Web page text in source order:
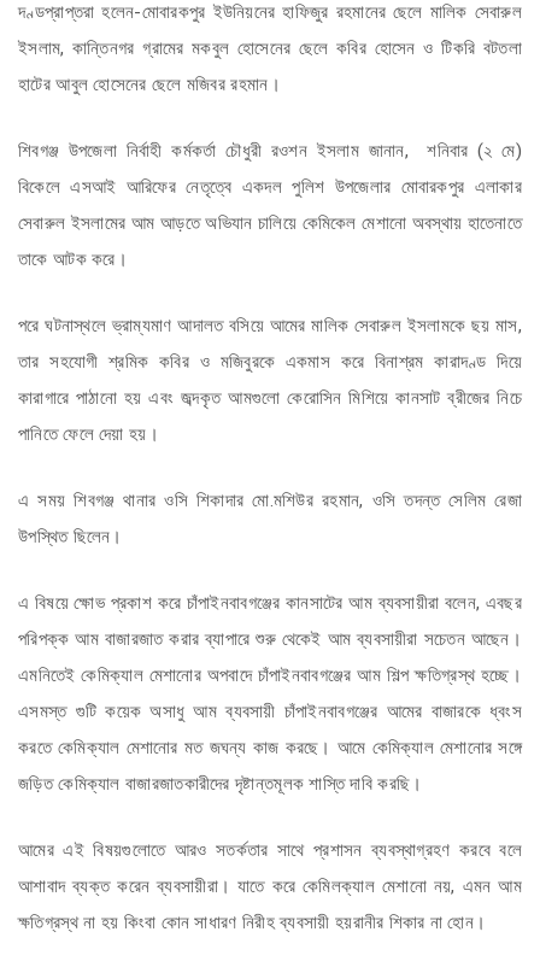
দণ্ডপ্রাপ্তরা হলেন-মোবারকপুর ইউনিয়নের হাফিজুর রহমানের ছেলে মালিক সেবারুল
ইসলাম, কান্তিনগর গ্রামের মকবুল হোসেনের ছেলে কবির হোসেন ও টিকরি বটতলা
হাটের আবুল হোসেনের ছেলে মজিবর রহমান।
শিবগঞ্জ উপজেলা নির্বাহী কর্মকর্তা চৌধুরী রওশন ইসলাম জানান, শনিবার (২ মে)
বিকেলে এসআই আরিফের নেতৃত্বে একদল পুলিশ উপজেলার মোবারকপুর এলাকার
সেবারুল ইসলামের আম আড়তে অভিযান চালিয়ে কেমিকেল মেশানো অবস্থায় হাতেনাতে
তাকে আটক করে।
পরে ঘটনাস্থলে ভ্রাম্যমাণ আদালত বসিয়ে আমের মালিক সেবারুল ইসলামকে ছয় মাস,
তার সহযোগী শ্রমিক কবির ও মজিবুরকে একমাস করে বিনাশ্রম কারাদণ্ড দিয়ে
কারাগারে পাঠানো হয় এবং জব্দকৃত আমগুলো কেরোসিন মিশিয়ে কানসাট ব্রীজের নিচে
পানিতে ফেলে দেয়া হয়।
এ সময় শিবগঞ্জ থানার ওসি শিকাদার মো.মশিউর রহমান, ওসি তদন্ত সেলিম রেজা
উপস্থিত ছিলেন।
এ বিষয়ে ক্ষোভ প্রকাশ করে চাঁপাইনবাবগঞ্জের কানসাটের আম ব্যবসায়ীরা বলেন, এবছর
পরিপক্ক আম বাজারজাত করার ব্যাপারে শুরু থেকেই আম ব্যবসায়ীরা সচেতন আছেন।
এমনিতেই কেমিক্যাল মেশানোর অপবাদে চাঁপাইনবাবগঞ্জের আম শিল্প ক্ষতিগ্রস্থ হচ্ছে।
এসমস্ত গুটি কয়েক অসাধু আম ব্যবসায়ী চাঁপাইনবাবগঞ্জের আমের বাজারকে ধ্বংস
করতে কেমিক্যাল মেশানোর মত জঘন্য কাজ করছে। আমে কেমিক্যাল মেশানোর সঙ্গে
জড়িত কেমিক্যাল বাজারজাতকারীদের দৃষ্টান্তমূলক শাস্তি দাবি করছি।
আমের এই বিষয়গুলোতে আরও সতর্কতার সাথে প্রশাসন ব্যবস্থাগ্রহণ করবে বলে
আশাবাদ ব্যক্ত করেন ব্যবসায়ীরা। যাতে করে কেমিলক্যাল মেশানো নয়, এমন আম
ক্ষতিগ্রস্থ না হয় কিংবা কোন সাধারণ নিরীহ ব্যবসায়ী হয়রানীর শিকার না হোন।